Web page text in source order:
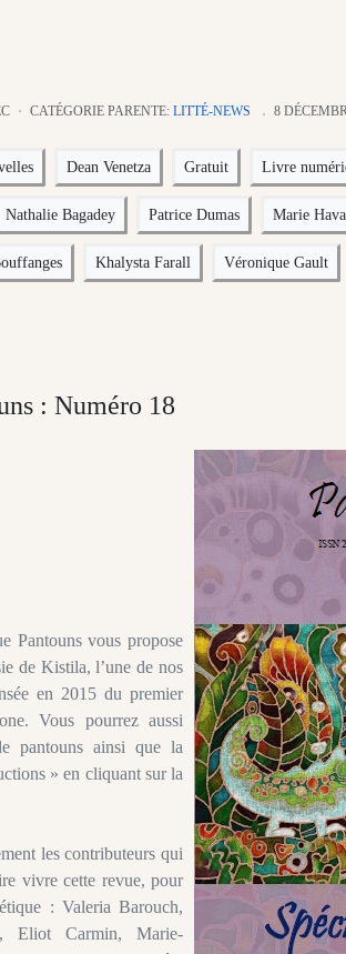
CATÉGORIE PARENTE: LITTÉ-NEWS 8
Dean Venetza Gratuit Livre
Nathalie Bagadey Patrice Dumas Marie
Khalysta Farall Véronique Gault
: Numéro 18
Pantouns vous propose
de Kistila, l’une de nos
en 2015 du premier
Vous pourrez aussi
pantouns ainsi que la
» en cliquant sur la
les contributeurs qui
vivre cette revue, pour
: Valeria Barouch,
Eliot Carmin, Marie-